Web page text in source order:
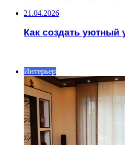
21.04.2026
Как создать уютный
Интерьер